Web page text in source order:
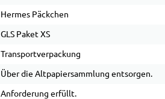
Hermes Päckchen
GLS Paket XS
Transportverpackung
Über die Altpapiersammlung entsorgen.
Anforderung erfüllt.